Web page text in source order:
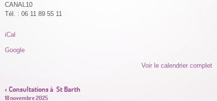
CANAL10
Tél. : 06 11 89 55 11
iCal
Google
Voir le calendrier complet
‹ Consultations à St Barth
18 novembre 2025